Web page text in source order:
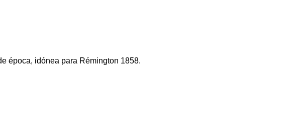
época, idónea para Rémington 1858.